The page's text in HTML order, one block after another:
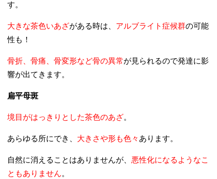
す。
大きな茶色いあざがある時は、 アルブライト症候群の可能
性も！
骨折、骨痛、骨変形など骨の異常が見られるので発達に影
響が出てきます。
扁平母斑
境目がはっきりとした茶色のあざ。
あらゆる所にでき、 大きさや形も色々 あります。
自然に消えることはありませんが、 悪性化になるようなこ
ともありません。